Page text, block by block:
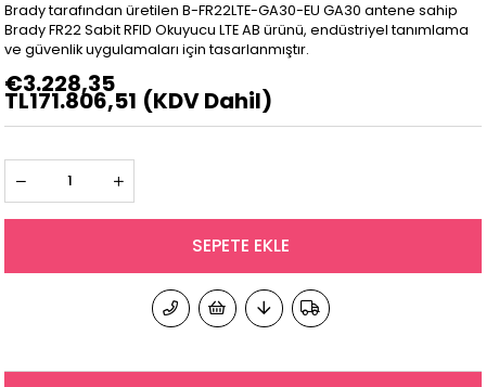
Brady tarafından üretilen B-FR22LTE-GA30-EU GA30 antene sahip
Brady FR22 Sabit RFID Okuyucu LTE AB ürünü, endüstriyel tanımlama
ve güvenlik uygulamaları için tasarlanmıştır.
€3.228,35
TL171.806,51 (KDV Dahil)